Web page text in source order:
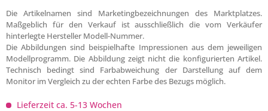
Die Artikelnamen sind Marketingbezeichnungen des Marktplatzes.
Maßgeblich für den Verkauf ist ausschließlich die vom Verkäufer
hinterlegte Hersteller Modell-Nummer.
Die Abbildungen sind beispielhafte Impressionen aus dem jeweiligen
Modellprogramm. Die Abbildung zeigt nicht die konfigurierten Artikel.
Technisch bedingt sind Farbabweichung der Darstellung auf dem
Monitor im Vergleich zu der echten Farbe des Bezugs möglich.
Lieferzeit ca. 5-13 Wochen